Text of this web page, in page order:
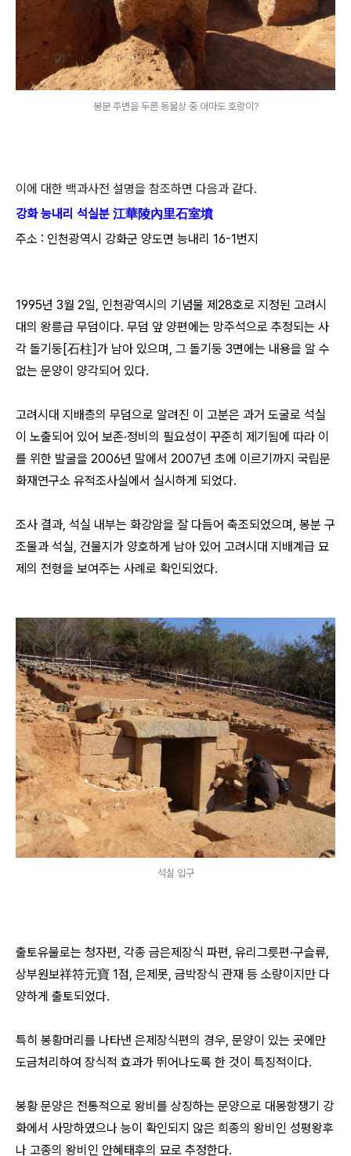
봉분 주변을 두른 동물상 중 아마도 호랑이?
이에 대한 백과사전 설명을 참조하면 다음과 같다.
강화 능내리 석실분 江華陵內里石室墳
주소 : 인천광역시 강화군 양도면 능내리 16-1번지
1995년 3월 2일, 인천광역시의 기념물 제28호로 지정된 고려시
대의 왕릉급 무덤이다. 무덤 앞 양편에는 망주석으로 추정되는 사
각 돌기둥[石柱]가 남아 있으며, 그 돌기둥 3면에는 내용을 알 수
없는 문양이 양각되어 있다.
고려시대 지배층의 무덤으로 알려진 이 고분은 과거 도굴로 석실
이 노출되어 있어 보존·정비의 필요성이 꾸준히 제기됨에 따라 이
를 위한 발굴을 2006년 말에서 2007년 초에 이르기까지 국립문
화재연구소 유적조사실에서 실시하게 되었다.
조사 결과, 석실 내부는 화강암을 잘 다듬어 축조되었으며, 봉분 구
조물과 석실, 건물지가 양호하게 남아 있어 고려시대 지배계급 묘
제의 전형을 보여주는 사례로 확인되었다.
석실 입구
출토유물로는 청자편, 각종 금은제장식 파편, 유리그릇편·구슬류,
상부원보祥符元寶 1점, 은제못, 금박장식 관재 등 소량이지만 다
양하게 출토되었다.
특히 봉황머리를 나타낸 은제장식편의 경우, 문양이 있는 곳에만
도금처리하여 장식적 효과가 뛰어나도록 한 것이 특징적이다.
봉황 문양은 전통적으로 왕비를 상징하는 문양으로 대몽항쟁기 강
화에서 사망하였으나 능이 확인되지 않은 희종의 왕비인 성평왕후
나 고종의 왕비인 안혜태후의 묘로 추정한다.